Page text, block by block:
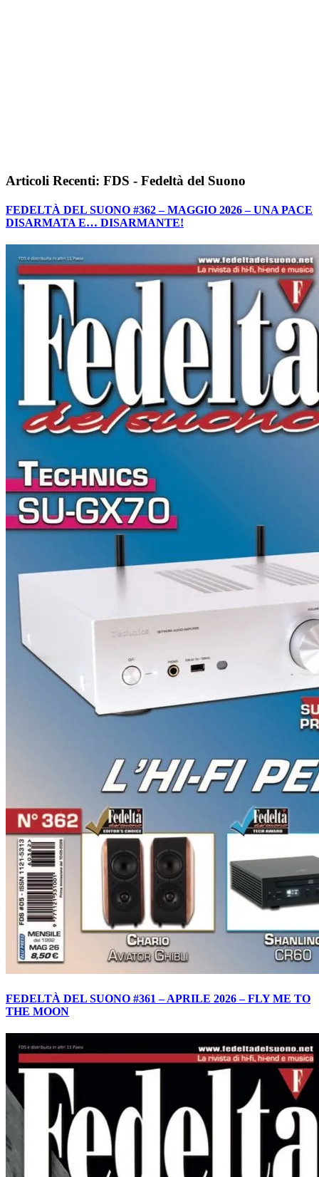
Articoli Recenti: FDS - Fedeltà del Suono
FEDELTÀ DEL SUONO #362 – MAGGIO 2026 – UNA PACE
DISARMATA E… DISARMANTE!
FEDELTÀ DEL SUONO #361 – APRILE 2026 – FLY ME TO
THE MOON